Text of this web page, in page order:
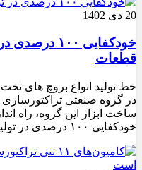
20 دی 1402
خودکفایی
قطعات
خط تولید انواع بروچ های
در گروه صنعتی
ساخت ابزار این گروه، راه
خودکفایی ۱۰۰ درصدی در تولید تراکتور برداشته شود.